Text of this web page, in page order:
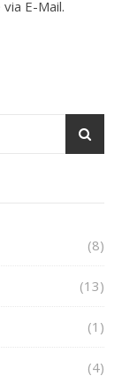
E-Mail.
(8)
(13)
(1)
(4)